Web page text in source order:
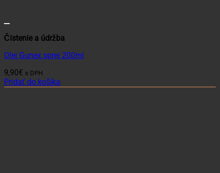
Čistenie a údržba
Olej Gunex sprej 200ml
9,90€ s DPH
Pridať do košíka